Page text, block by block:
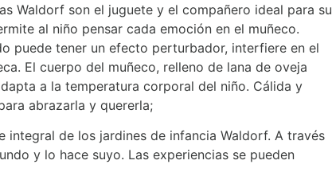
Waldorf son el juguete y el compañero ideal para su
al niño pensar cada emoción en el muñeco.
puede tener un efecto perturbador, interfiere en el
El cuerpo del muñeco, relleno de lana de oveja
a la temperatura corporal del niño. Cálida y
abrazarla y quererla;
integral de los jardines de infancia Waldorf. A través
y lo hace suyo. Las experiencias se pueden